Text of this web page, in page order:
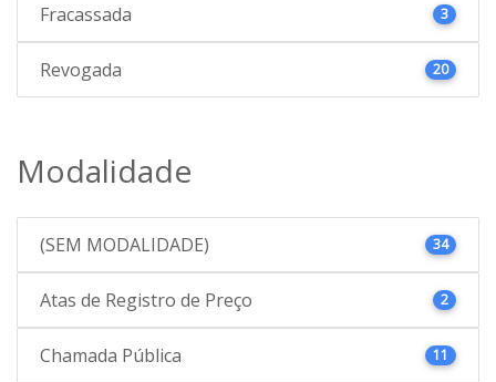
Fracassada 3
Revogada 20
Modalidade
(SEM MODALIDADE) 34
Atas de Registro de Preço 2
Chamada Pública 11